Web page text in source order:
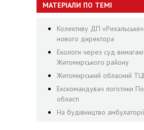
МАТЕРІАЛИ ПО ТЕМІ
Колективу ДП
нового директора
Екологи через суд
Житомирського району
Житомирський обласний
Екскомандувач логістики
області
На будівництво